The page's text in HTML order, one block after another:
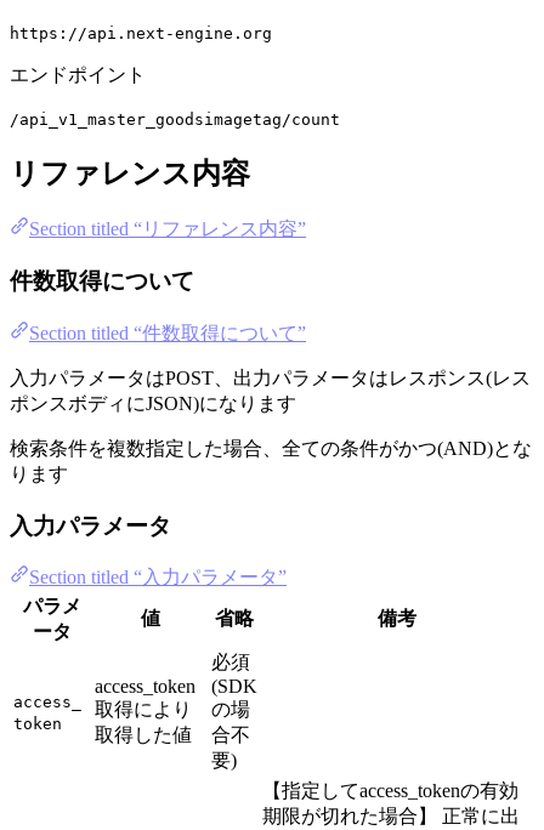
https://api.next-engine.org
エンドポイント
/api_v1_master_goodsimagetag/count
リファレンス内容
Section titled “リファレンス内容”
件数取得について
Section titled “件数取得について”
入力パラメータはPOST、出力パラメータはレスポンス(レス
ポンスボディにJSON)になります
検索条件を複数指定した場合、全ての条件がかつ(AND)とな
ります
入力パラメータ
Section titled “入力パラメータ”
パラメ
ータ
値 省略 備考
access_
token
access_token
取得により
取得した値
必須
(SDK
の場
合不
要)
【指定してaccess_tokenの有効
期限が切れた場合】 正常に出